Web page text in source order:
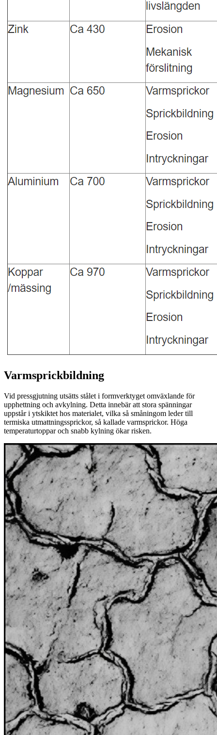
Varmsprickbildning
Vid pressgjutning utsätts stålet i formverktyget omväxlande för
upphettning och avkylning. Detta innebär att stora spänningar
uppstår i ytskiktet hos materialet, vilka så småningom leder till
termiska utmattningssprickor, så kallade varmsprickor. Höga
temperaturtoppar och snabb kylning ökar risken.